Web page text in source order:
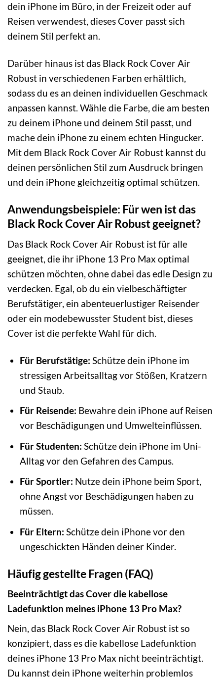
dein iPhone im Büro, in der Freizeit oder auf
Reisen verwendest, dieses Cover passt sich
deinem Stil perfekt an.
Darüber hinaus ist das Black Rock Cover Air
Robust in verschiedenen Farben erhältlich,
sodass du es an deinen individuellen Geschmack
anpassen kannst. Wähle die Farbe, die am besten
zu deinem iPhone und deinem Stil passt, und
mache dein iPhone zu einem echten Hingucker.
Mit dem Black Rock Cover Air Robust kannst du
deinen persönlichen Stil zum Ausdruck bringen
und dein iPhone gleichzeitig optimal schützen.
Anwendungsbeispiele: Für wen ist das
Black Rock Cover Air Robust geeignet?
Das Black Rock Cover Air Robust ist für alle
geeignet, die ihr iPhone 13 Pro Max optimal
schützen möchten, ohne dabei das edle Design zu
verdecken. Egal, ob du ein vielbeschäftigter
Berufstätiger, ein abenteuerlustiger Reisender
oder ein modebewusster Student bist, dieses
Cover ist die perfekte Wahl für dich.
Für Berufstätige: Schütze dein iPhone im
stressigen Arbeitsalltag vor Stößen, Kratzern
und Staub.
Für Reisende: Bewahre dein iPhone auf Reisen
vor Beschädigungen und Umwelteinflüssen.
Für Studenten: Schütze dein iPhone im Uni-
Alltag vor den Gefahren des Campus.
Für Sportler: Nutze dein iPhone beim Sport,
ohne Angst vor Beschädigungen haben zu
müssen.
Für Eltern: Schütze dein iPhone vor den
ungeschickten Händen deiner Kinder.
Häufig gestellte Fragen (FAQ)
Beeinträchtigt das Cover die kabellose
Ladefunktion meines iPhone 13 Pro Max?
Nein, das Black Rock Cover Air Robust ist so
konzipiert, dass es die kabellose Ladefunktion
deines iPhone 13 Pro Max nicht beeinträchtigt.
Du kannst dein iPhone weiterhin problemlos